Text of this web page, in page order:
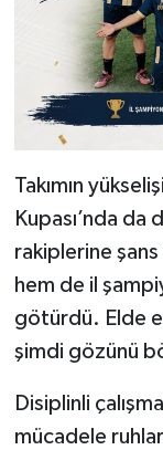
Takımın
Kupası’nda
rakiplerine
hem de il
götürdü. Elde
şimdi gözünü
Disiplinli
mücadele